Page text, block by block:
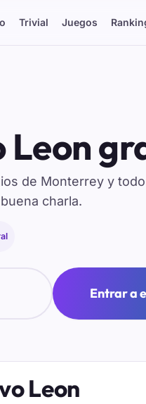
Trivial Juegos
Leon
de Monterrey y
charla.
Entrar a
Leon